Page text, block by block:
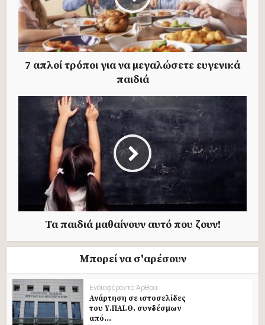
7 απλοί τρόποι για να μεγαλώσετε ευγενικά
παιδιά
Τα παιδιά μαθαίνουν αυτό που ζουν!
Μπορεί να σ'αρέσουν
Ενδιαφέροντα Άρθρα
Ανάρτηση σε ιστοσελίδες
του Υ.ΠΑΙ.Θ. συνδέσμων
από...